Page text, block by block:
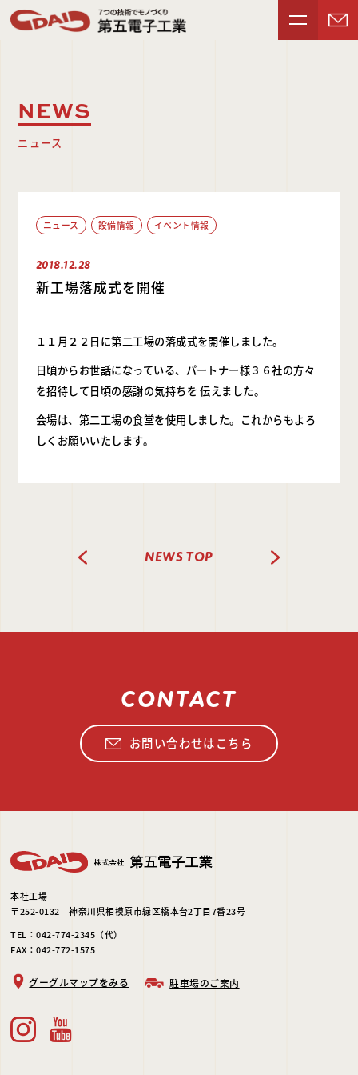
NEWS
ニュース
ニュース 設備情報 イベント情報
2018.12.28
新工場落成式を開催
１１月２２日に第二工場の落成式を開催しました。
日頃からお世話になっている、パートナー様３６社の方々
を招待して日頃の感謝の気持ちを 伝えました。
会場は、第二工場の食堂を使用しました。これからもよろ
しくお願いいたします。
PREV
NEWS TOP
NEXT
CONTACT
お問い合わせはこちら
本社工場
〒252-0132 神奈川県相模原市緑区橋本台2丁目7番23号
TEL：042-774-2345（代）
FAX：042-772-1575
グーグルマップをみる 駐車場のご案内